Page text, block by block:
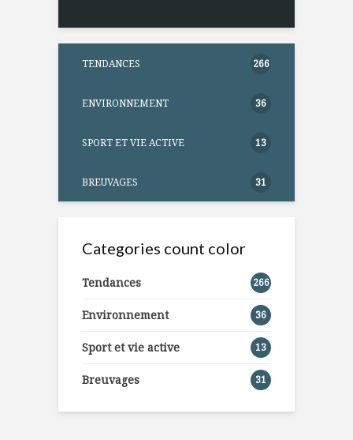
TENDANCES 266
ENVIRONNEMENT 36
SPORT ET VIE ACTIVE 13
BREUVAGES 31
Categories count color
Tendances 266
Environnement 36
Sport et vie active 13
Breuvages 31